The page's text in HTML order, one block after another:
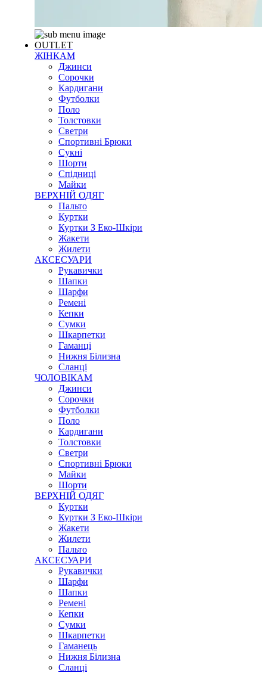
OUTLET
ЖІНКАМ
Джинси
Сорочки
Кардигани
Футболки
Поло
Толстовки
Светри
Спортивні Брюки
Сукні
Шорти
Спідниці
Майки
ВЕРХНІЙ ОДЯГ
Пальто
Куртки
Куртки З Еко-Шкіри
Жакети
Жилети
АКСЕСУАРИ
Рукавички
Шапки
Шарфи
Ремені
Кепки
Сумки
Шкарпетки
Гаманці
Нижня Білизна
Сланці
ЧОЛОВІКАМ
Джинси
Сорочки
Футболки
Поло
Кардигани
Толстовки
Светри
Спортивні Брюки
Майки
Шорти
ВЕРХНІЙ ОДЯГ
Куртки
Куртки З Еко-Шкіри
Жакети
Жилети
Пальто
АКСЕСУАРИ
Рукавички
Шарфи
Шапки
Ремені
Кепки
Сумки
Шкарпетки
Гаманець
Нижня Білизна
Сланці